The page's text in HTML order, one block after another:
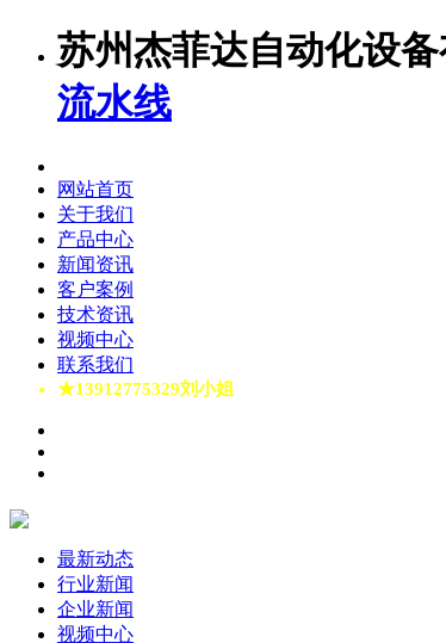
苏州杰菲达自动化设
流水线
网站首页
关于我们
产品中心
新闻资讯
客户案例
技术资讯
视频中心
联系我们
★13912775329刘小姐
最新动态
行业新闻
企业新闻
视频中心